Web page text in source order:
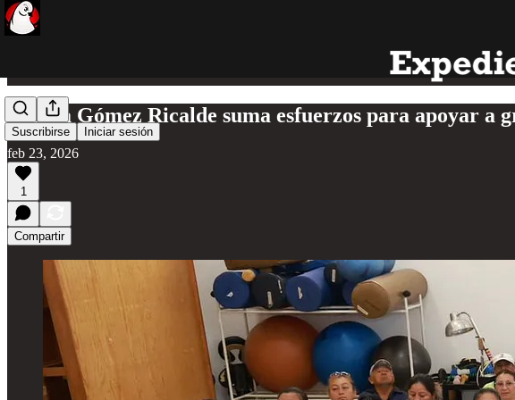
Suscribirse Iniciar sesión
Atenea Gómez Ricalde suma esfuerzos para apoyar a
feb 23, 2026
1
Compartir